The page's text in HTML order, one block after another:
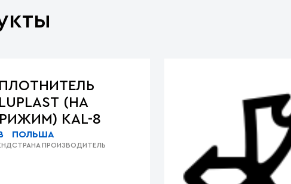
(НА
KAL-8
ПОЛЬША
СТРАНА ПРОИЗВОДИТЕЛЬ